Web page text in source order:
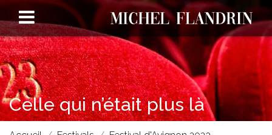
Celle qui n’était plus là